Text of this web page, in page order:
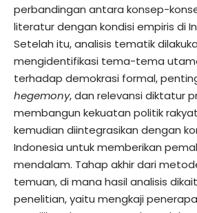
perbandingan antara konsep-
literatur dengan kondisi empiris di
Setelah itu, analisis tematik
mengidentifikasi tema-tema
terhadap demokrasi formal,
hegemony, dan relevansi diktatur
membangun kekuatan politik
kemudian diintegrasikan dengan
Indonesia untuk memberikan
mendalam. Tahap akhir dari
temuan, di mana hasil analisis
penelitian, yaitu mengkaji